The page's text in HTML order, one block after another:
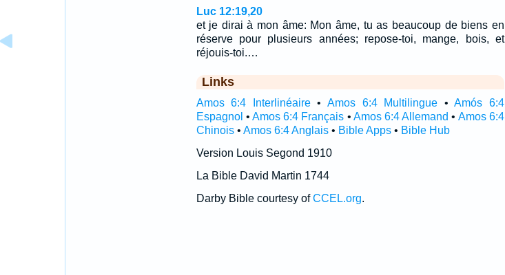
Luc 12:19,20
et je dirai à mon âme: Mon âme, tu as beaucoup de biens en
réserve pour plusieurs années; repose-toi, mange, bois, et
réjouis-toi.…
Links
Amos 6:4 Interlinéaire• Amos 6:4 Multilingue •Amós 6:4
Espagnol • Amos 6:4 Français • Amos 6:4 Allemand • Amos 6:4
Chinois• Amos 6:4 Anglais• Bible Apps• Bible Hub
Version Louis Segond 1910
La Bible David Martin 1744
Darby Bible courtesy ofCCEL.org.